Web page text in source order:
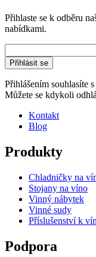
Přihlaste se k odběru
nabídkami.
Přihlásit se
Přihlášením souhlasíte
Můžete se kdykoli
Kontakt
Blog
Produkty
Chladničky na
Stojany na víno
Vinný nábytek
Vinné sudy
Příslušenství k
Podpora